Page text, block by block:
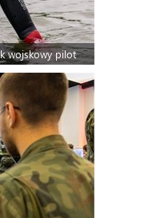
wojskowy pilot